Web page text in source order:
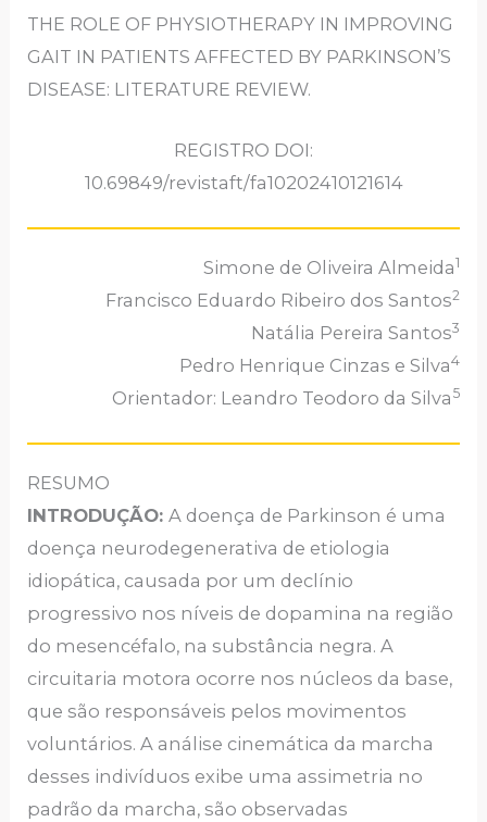
THE ROLE OF PHYSIOTHERAPY IN IMPROVING
GAIT IN PATIENTS AFFECTED BY PARKINSON’S
DISEASE: LITERATURE REVIEW.
REGISTRO DOI:
10.69849/revistaft/fa10202410121614
Simone de Oliveira Almeida1
Francisco Eduardo Ribeiro dos Santos2
Natália Pereira Santos3
Pedro Henrique Cinzas e Silva4
Orientador: Leandro Teodoro da Silva 5
RESUMO
INTRODUÇÃO:A doença de Parkinson é uma
doença neurodegenerativa de etiologia
idiopática, causada por um declínio
progressivo nos níveis de dopamina na região
do mesencéfalo, na substância negra. A
circuitaria motora ocorre nos núcleos da base,
que são responsáveis pelos movimentos
voluntários. A análise cinemática da marcha
desses indivíduos exibe uma assimetria no
padrão da marcha, são observadas